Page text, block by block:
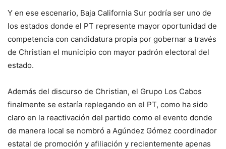
Y en ese escenario, Baja California Sur podría ser uno de
los estados donde el PT represente mayor oportunidad de
competencia con candidatura propia por gobernar a través
de Christian el municipio con mayor padrón electoral del
estado.
Además del discurso de Christian, el Grupo Los Cabos
finalmente se estaría replegando en el PT, como ha sido
claro en la reactivación del partido como el evento donde
de manera local se nombró a Agúndez Gómez coordinador
estatal de promoción y afiliación y recientemente apenas